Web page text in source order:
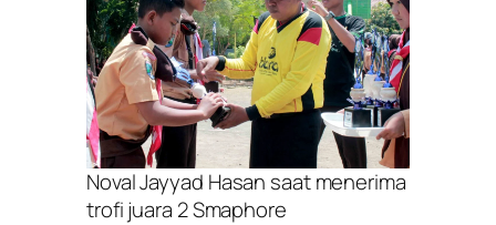
Noval Jayyad Hasan saat menerima
trofi juara 2 Smaphore